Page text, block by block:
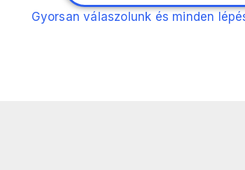
Gyorsan válaszolunk és minden